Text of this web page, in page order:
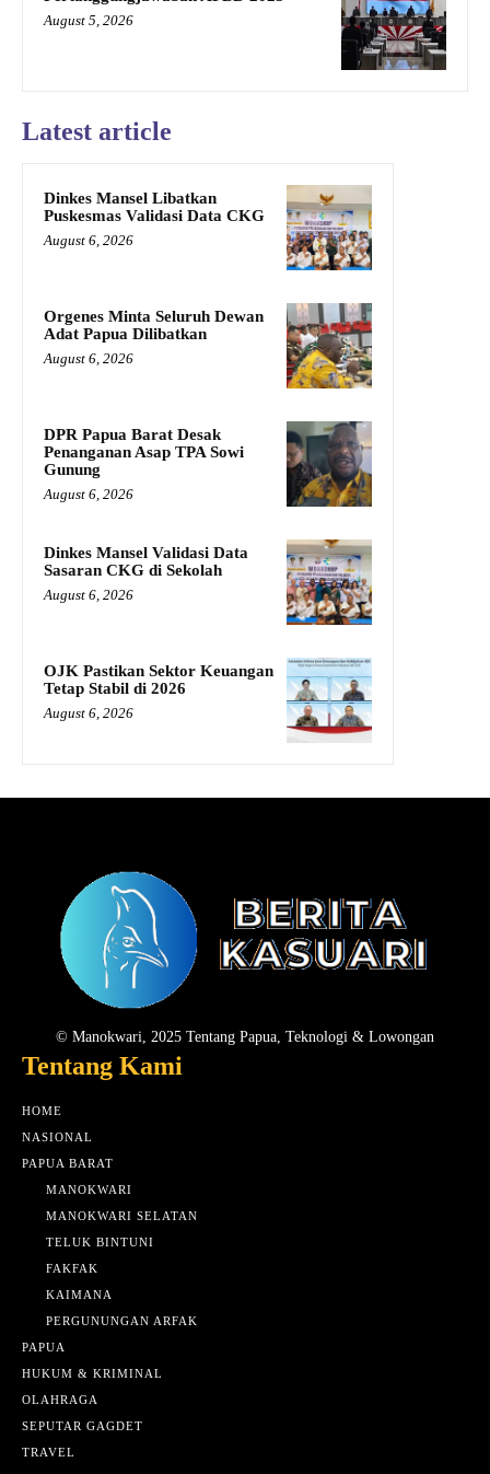
August 5, 2026
Latest article
Dinkes Mansel Libatkan
Puskesmas Validasi Data CKG
August 6, 2026
Orgenes Minta Seluruh Dewan
Adat Papua Dilibatkan
August 6, 2026
DPR Papua Barat Desak
Penanganan Asap TPA Sowi
Gunung
August 6, 2026
Dinkes Mansel Validasi Data
Sasaran CKG di Sekolah
August 6, 2026
OJK Pastikan Sektor Keuangan
Tetap Stabil di 2026
August 6, 2026
© Manokwari, 2025 Tentang Papua, Teknologi & Lowongan
Tentang Kami
HOME
NASIONAL
PAPUA BARAT
MANOKWARI
MANOKWARI SELATAN
TELUK BINTUNI
FAKFAK
KAIMANA
PERGUNUNGAN ARFAK
PAPUA
HUKUM & KRIMINAL
OLAHRAGA
SEPUTAR GAGDET
TRAVEL